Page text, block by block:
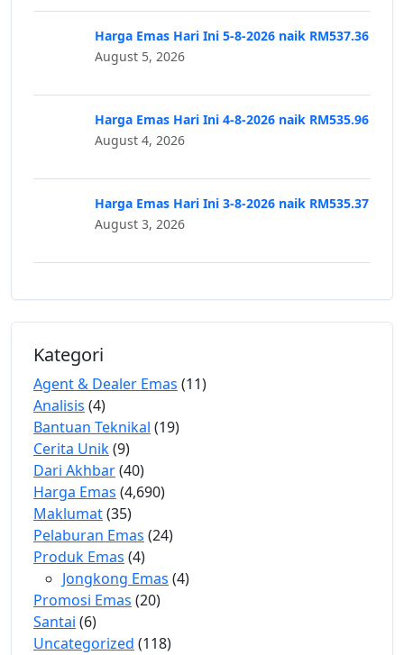
Harga Emas Hari Ini 5-8-2026 naik RM537.36
August 5, 2026
Harga Emas Hari Ini 4-8-2026 naik RM535.96
August 4, 2026
Harga Emas Hari Ini 3-8-2026 naik RM535.37
August 3, 2026
Kategori
Agent & Dealer Emas (11)
Analisis (4)
Bantuan Teknikal (19)
Cerita Unik(9)
Dari Akhbar(40)
Harga Emas (4,690)
Maklumat(35)
Pelaburan Emas (24)
Produk Emas (4)
Jongkong Emas (4)
Promosi Emas (20)
Santai (6)
Uncategorized (118)